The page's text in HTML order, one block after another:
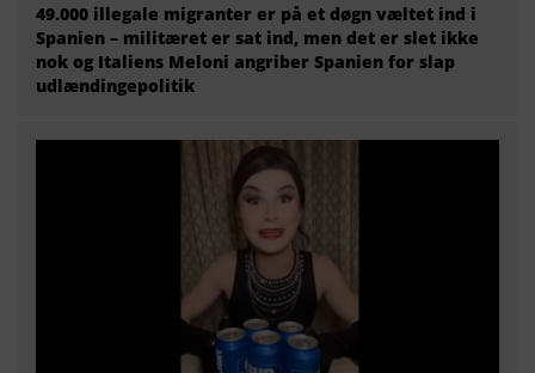
49.000 illegale migranter er på et døgn væltet ind i
Spanien – militæret er sat ind, men det er slet ikke
nok og Italiens Meloni angriber Spanien for slap
udlændingepolitik